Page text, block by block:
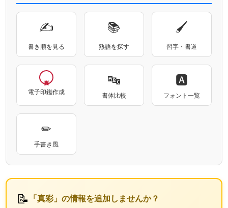
✍
書き順を見る
📚
熟語を探す
🖌
習字・書道
電子印鑑作成
🔤
書体比較
🅰
フォント一覧
✏
手書き風
📝 「真彩」の情報を追加しませんか？